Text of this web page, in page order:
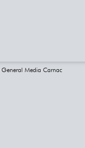
General Media Carnac